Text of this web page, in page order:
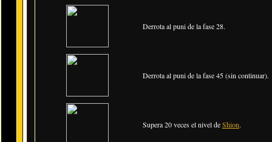
Derrota al puni de la fase 28.
Derrota al puni de la fase 45 (sin continuar).
Supera 20 veces el nivel deShion.